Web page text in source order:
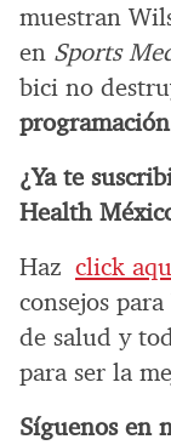
muestran
en Sports
bici no
¿Ya te
Health
Haz click
consejos
de salud y
para ser la
Síguenos en